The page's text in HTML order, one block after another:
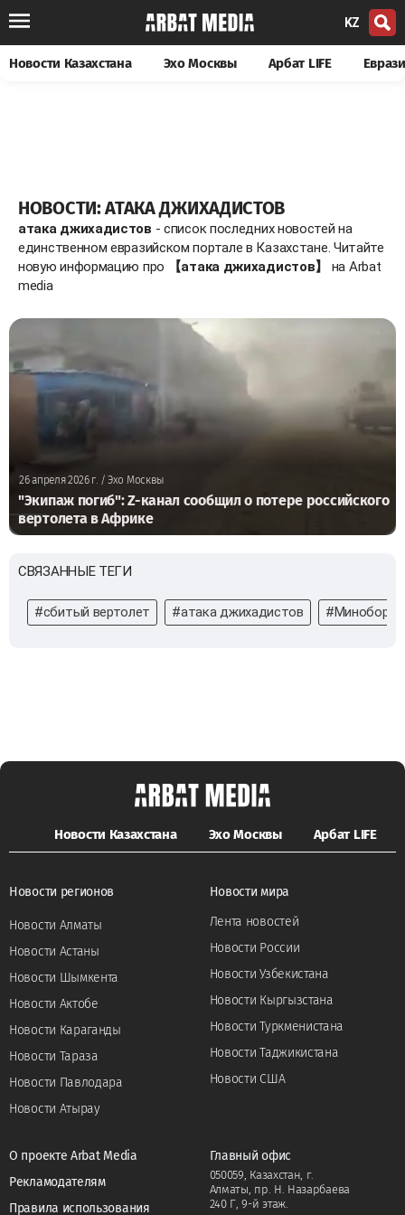
KZ
Новости Казахстана Эхо Москвы Арбат LIFE
НОВОСТИ: АТАКА ДЖИХАДИСТОВ
атака джихадистов - список последних новостей на
единственном евразийском портале в Казахстане. Читайте
новую информацию про
【атака джихадистов】
на Arbat
media
26 апреля 2026 г./ Эхо Москвы
"Экипаж погиб": Z-канал сообщил о потере российского
вертолета в Африке
СВЯЗАННЫЕ ТЕГИ
#сбитый вертолет #атака джихадистов
Новости Казахстана Эхо Москвы Арбат LIFE
Новости регионов
Новости Алматы
Новости Астаны
Новости Шымкента
Новости Актобе
Новости Караганды
Новости Тараза
Новости Павлодара
Новости Атырау
Новости мира
Лента новостей
Новости России
Новости Узбекистана
Новости Кыргызстана
Новости Туркменистана
Новости Таджикистана
Новости США
О проекте Arbat Media
Рекламодателям
Правила использования
Главный офис
050059, Казахстан, г.
Алматы, пр. Н. Назарбаева
240 Г, 9-й этаж.